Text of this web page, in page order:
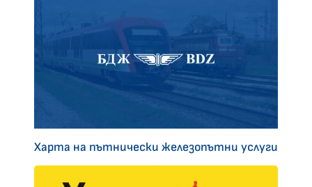
Харта на пътнически железопътни услуги